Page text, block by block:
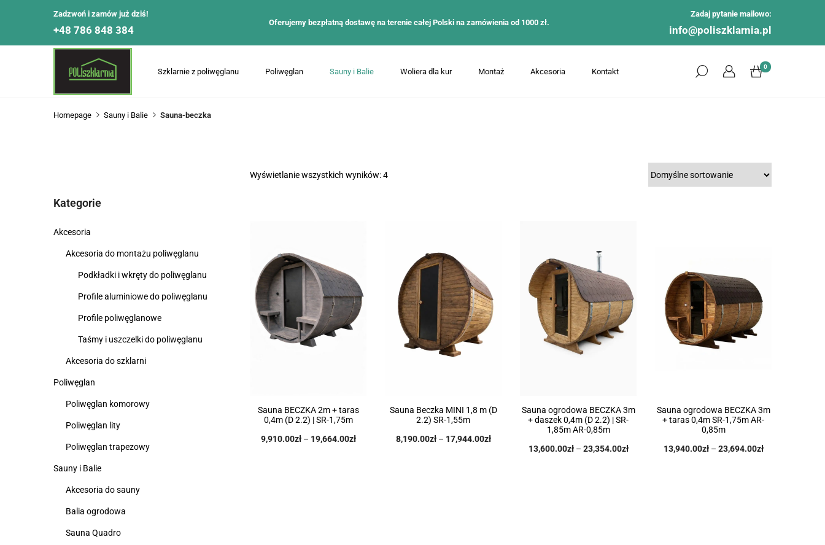
Zadzwoń i zamów już dziś!
+48 786 848 384
Oferujemy bezpłatną dostawę na terenie całej Polski na zamówienia od 1000 zł.
Zadaj pytanie mailowo:
info@poliszklarnia.pl
Szklarnie z poliwęglanu Poliwęglan Sauny i Balie Woliera dla kur Montaż Akcesoria Kontakt
0
Homepage Sauny i Balie Sauna-beczka
Wyświetlanie wszystkich wyników: 4
Sauna BECZKA 2m + taras
0,4m (D 2.2) | SR-1,75m
9,910.00zł – 19,664.00zł
Sauna Beczka MINI 1,8 m (D
2.2) SR-1,55m
8,190.00zł – 17,944.00zł
Sauna ogrodowa BECZKA 3m
+ daszek 0,4m (D 2.2) | SR-
1,85m AR-0,85m
13,600.00zł – 23,354.00zł
Sauna ogrodowa BECZKA 3m
+ taras 0,4m SR-1,75m AR-
0,85m
13,940.00zł – 23,694.00zł
Kategorie
Akcesoria
Akcesoria do montażu poliwęglanu
Podkładki i wkręty do poliwęglanu
Profile aluminiowe do poliwęglanu
Profile poliwęglanowe
Taśmy i uszczelki do poliwęglanu
Akcesoria do szklarni
Poliwęglan
Poliwęglan komorowy
Poliwęglan lity
Poliwęglan trapezowy
Sauny i Balie
Akcesoria do sauny
Balia ogrodowa
Sauna Quadro